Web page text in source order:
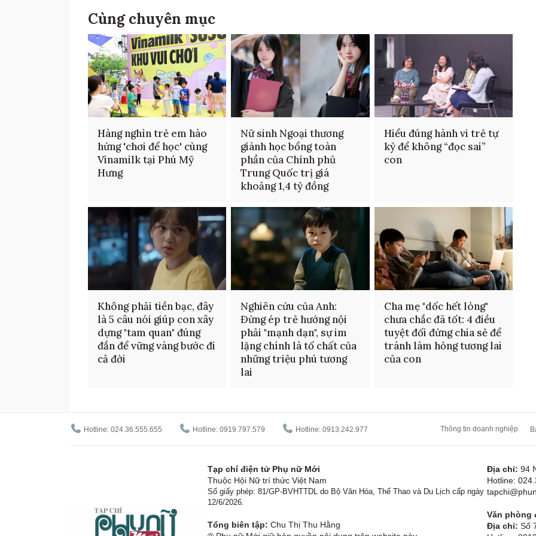
Cùng chuyên mục
Hàng nghìn trẻ em hào
hứng 'chơi để học' cùng
Vinamilk tại Phú Mỹ
Hưng
Nữ sinh Ngoại thương
giành học bổng toàn
phần của Chính phủ
Trung Quốc trị giá
khoảng 1,4 tỷ đồng
Hiểu đúng hành vi trẻ tự
kỷ để không “đọc sai”
con
Không phải tiền bạc, đây
là 5 câu nói giúp con xây
dựng "tam quan" đúng
đắn để vững vàng bước đi
cả đời
Nghiên cứu của Anh:
Đừng ép trẻ hướng nội
phải "mạnh dạn", sự im
lặng chính là tố chất của
những triệu phú tương
lai
Cha mẹ "dốc hết lòng"
chưa chắc đã tốt: 4 điều
tuyệt đối đừng chia sẻ để
tránh làm hỏng tương lai
của con
Hotline: 024.36.555.655 Hotline: 0919.797.579 Hotline: 0913.242.977 Thông tin doanh nghiệp
Tạp chí điện tử Phụ nữ Mới
Thuộc Hội Nữ trí thức Việt Nam
Số giấy phép: 81/GP-BVHTTDL do Bộ Văn Hóa, Thể Thao và Du Lịch cấp ngày
12/6/2026.
Tổng biên tập: Chu Thị Thu Hằng
Địa chỉ: 94
Hotline:
Văn phòng
Địa chỉ: Số